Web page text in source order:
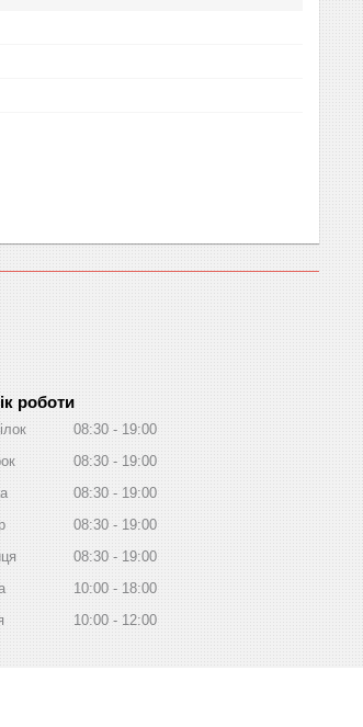
роботи
08:30
19:00
08:30
19:00
08:30
19:00
08:30
19:00
08:30
19:00
10:00
18:00
10:00 12:00